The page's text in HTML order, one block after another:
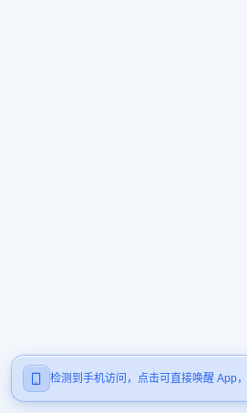
检测到手机访问，点击可直接唤醒 App，